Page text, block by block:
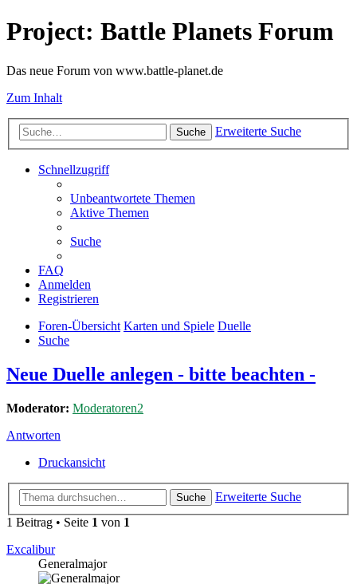
Project: Battle Planets Forum
Das neue Forum von www.battle-planet.de
Zum Inhalt
Suche Erweiterte Suche
Schnellzugriff
Unbeantwortete Themen
Aktive Themen
Suche
FAQ
Anmelden
Registrieren
Foren-Übersicht Karten und Spiele Duelle
Suche
Neue Duelle anlegen - bitte beachten -
Moderator: Moderatoren2
Antworten
Druckansicht
Suche
Erweiterte Suche
1 Beitrag • Seite 1 von 1
Excalibur
Generalmajor